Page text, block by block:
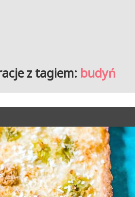
z tagiem: budyń